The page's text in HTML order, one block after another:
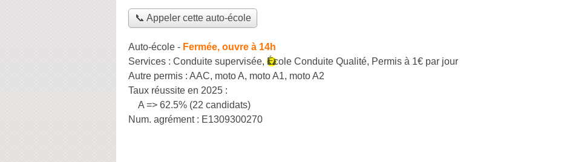
📞 Appeler cette auto-école
Auto-école - Fermée, ouvre à 14h
Services : Conduite supervisée, École Conduite Qualité, Permis à 1€ par jour
Autre permis : AAC, moto A, moto A1, moto A2
Taux réussite en 2025 :
A => 62.5% (22 candidats)
Num. agrément : E1309300270